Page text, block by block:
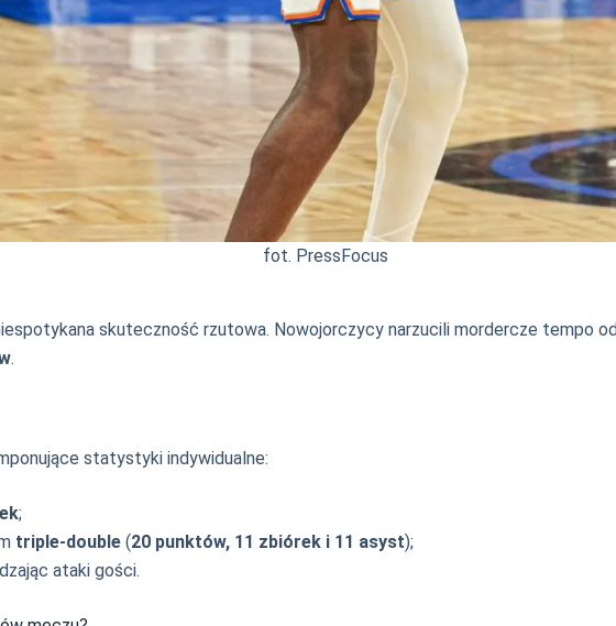
fot. PressFocus
skuteczność rzutowa. Nowojorczycy narzucili mordercze tempo
.
statystyki indywidualne:
;
triple-double (20 punktów, 11 zbiórek i 11 asyst);
ataki gości.